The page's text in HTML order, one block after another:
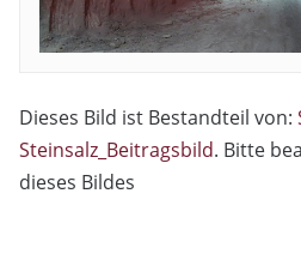
Dieses Bild ist Bestandteil von:
Steinsalz_Beitragsbild. Bitte
dieses Bildes